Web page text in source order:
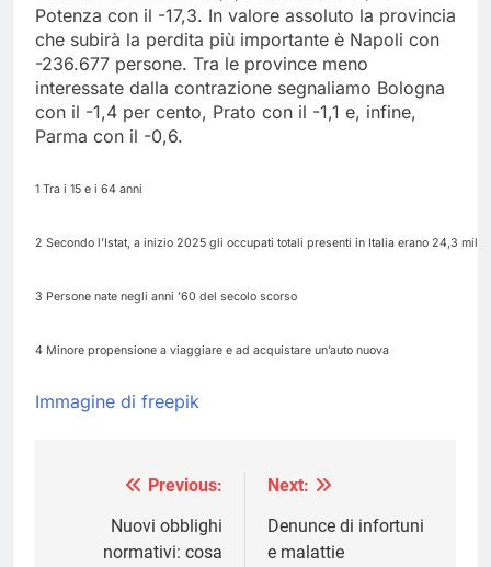
Potenza con il -17,3. In valore assoluto la provincia
che subirà la perdita più importante è Napoli con
-236.677 persone. Tra le province meno
interessate dalla contrazione segnaliamo Bologna
con il -1,4 per cento, Prato con il -1,1 e, infine,
Parma con il -0,6.
1 Tra i 15 e i 64 anni
2 Secondo l’Istat, a inizio 2025 gli occupati totali presenti in Italia erano 24,3
3 Persone nate negli anni ’60 del secolo scorso
4 Minore propensione a viaggiare e ad acquistare un’auto nuova
Immagine di freepik
Navigazione
articoli
Previous:
Nuovi obblighi
normativi: cosa
Next:
Denunce di infortuni
e malattie